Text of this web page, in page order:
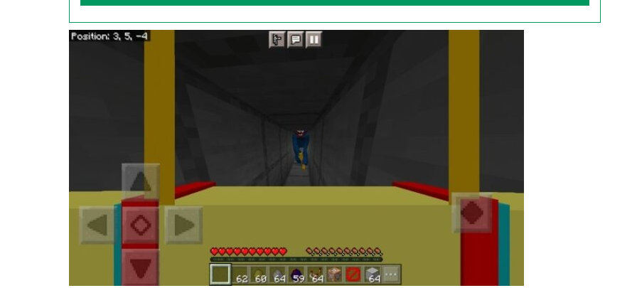
весьма кстати. Все мобы поддаются приручению, даже самые большие и кровожадные.
установленного инкубатора. Умные мобы не только не нападают на Стива, но и защищают его от
Poppy Playtime
Не так давно в свет вышла игра под названием Poppy Playtime. Главным героем произведения
стала плюшевая игрушка.